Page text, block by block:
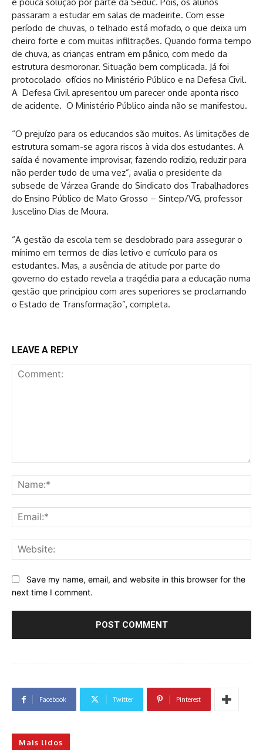
passaram a estudar em salas de madeirite. Com esse
período de chuvas, o telhado está mofado, o que deixa um
cheiro forte e com muitas infiltrações. Quando forma tempo
de chuva, as crianças entram em pânico, com medo da
estrutura desmoronar. Situação bem complicada. Já foi
protocolado ofícios no Ministério Público e na Defesa Civil.
A Defesa Civil apresentou um parecer onde aponta risco
de acidente. O Ministério Público ainda não se manifestou.
“O prejuízo para os educandos são muitos. As limitações de
estrutura somam-se agora riscos à vida dos estudantes. A
saída é novamente improvisar, fazendo rodizio, reduzir para
não perder tudo de uma vez”, avalia o presidente da
subsede de Várzea Grande do Sindicato dos Trabalhadores
do Ensino Público de Mato Grosso – Sintep/VG, professor
Juscelino Dias de Moura.
“A gestão da escola tem se desdobrado para assegurar o
mínimo em termos de dias letivo e currículo para os
estudantes. Mas, a ausência de atitude por parte do
governo do estado revela a tragédia para a educação numa
gestão que principiou com ares superiores se proclamando
o Estado de Transformação”, completa.
LEAVE A REPLY
Save my name, email, and website in this browser for the
next time I comment.
Facebook Twitter Pinterest
Mais lidos